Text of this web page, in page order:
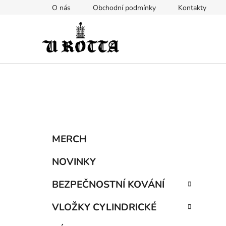
O nás Obchodní podmínky Kontakty
Přeskočit
kategorie
MERCH
NOVINKY
BEZPEČNOSTNÍ KOVÁNÍ
VLOŽKY CYLINDRICKÉ